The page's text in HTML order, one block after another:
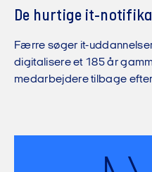
De hurtige it-
Færre søger it-
digitalisere et 185 år
medarbejdere tilbage